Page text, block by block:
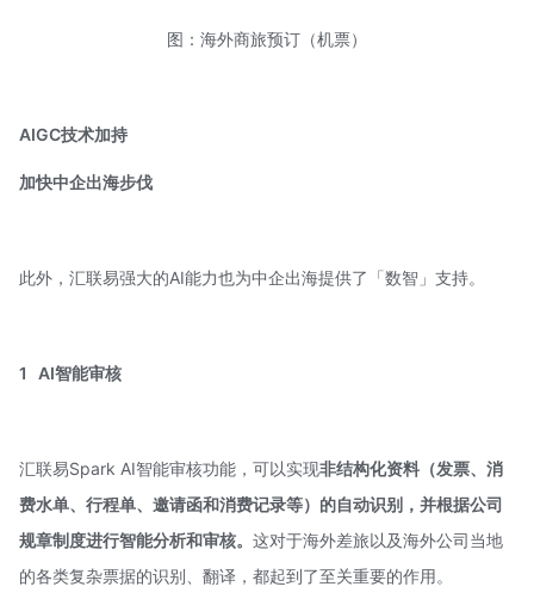
图：海外商旅预订（机票）
AIGC技术加持
加快中企出海步伐
此外，汇联易强大的AI能力也为中企出海提供了「数智」支持。
1 AI智能审核
汇联易Spark AI智能审核功能，可以实现非结构化资料 （发票、消
费水单、行程单、邀请函和消费记录等）的自动识别， 并根据公司
规章制度进行智能分析和审核。 这对于海外差旅以及海外公司当地
的各类复杂票据的识别、翻译，都起到了至关重要的作用。